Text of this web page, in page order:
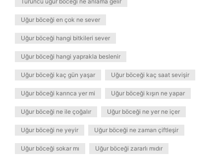
Uğur böceği en çok ne sever
Uğur böceği hangi bitkileri sever
Uğur böceği hangi yaprakla beslenir
Uğur böceği kaç gün yaşar Uğur böceği kaç saat sevişir
Uğur böceği karınca yer mi Uğur böceği kışın ne yapar
Uğur böceği ne ile çoğalır Uğur böceği ne yer ne içer
Uğur böceği ne yeyir Uğur böceği ne zaman çiftleşir
Uğur böceği sokar mı Uğur böceği zararlı mıdır